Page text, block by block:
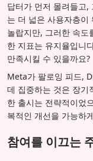
답터가 먼저 몰려들고,
는 더 넓은 사용자층이
놀랍지만, 그러한 속도
한 지표는 유지율입니
만족시킬 수 있을까요?
Meta가 팔로잉 피드,
데 집중하는 것은 장기
한 출시는 전략적이었
복적인 개선을 가능하
참여를 이끄는